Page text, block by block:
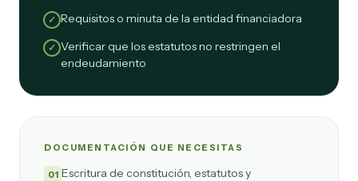
✓ Requisitos o minuta de la entidad financiadora
✓ Verificar que los estatutos no restringen el
endeudamiento
DOCUMENTACIÓN QUE NECESITAS
01 Escritura de constitución, estatutos y